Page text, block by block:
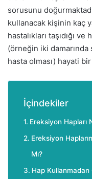
sorusunu
kullanacak kişinin kaç
hastalıkları taşıdığı
(örneğin iki
hasta olması) hayati
İçindekiler
Ereksiyon Hapları
Ereksiyon
Mı?
Hap Kullanmadan